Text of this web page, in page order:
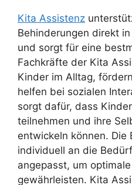
Kita Assistenz
Behinderungen direkt
und sorgt für eine
Fachkräfte der Kita
Kinder im Alltag,
helfen bei sozialen
sorgt dafür, dass
teilnehmen und ihre
entwickeln können. Die
individuell an die
angepasst, um
gewährleisten. Kita